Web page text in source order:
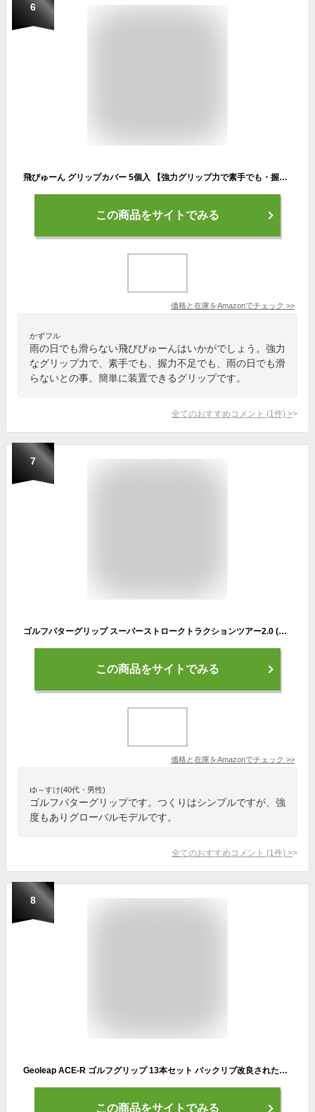
6
飛びゅーん グリップカバー 5個入 【強力グリップ力で素手でも・握力不足でも・雨の日でも滑らない】 装着簡単で飛距離と方向性がアップ！ … (青×黒)
この商品をサイトでみる
価格と在庫をAmazonでチェック >>
かずフル
雨の日でも滑らない飛びびゅーんはいかがでしょう。強力
なグリップ力で、素手でも、握力不足でも、雨の日でも滑
らないとの事。簡単に装置できるグリップです。
全てのおすすめコメント (1 件) >
7
ゴルフパターグリップ スーパーストロークトラクションツアー2.0 (ブルー) グローバルモデル
この商品をサイトでみる
価格と在庫をAmazonでチェック >>
ゆ～すけ(40代・男性)
ゴルフパターグリップです。つくりはシンプルですが、強
度もありグローバルモデルです。
全てのおすすめコメント (1 件) >
8
Geoleap ACE-R ゴルフグリップ 13本セット バックリブ改良されたコントロール、マルチコンパウンドラバーおよびコードハイブリッドゴルフクラブのグリップ、スタンダードサイズ/ミッドサイズ、7色オプション (スタンダード, ホワイト)
この商品をサイトでみる